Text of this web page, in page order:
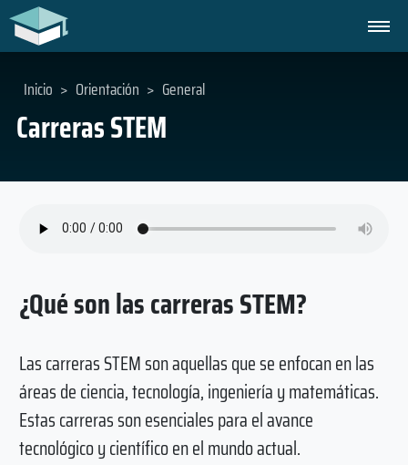
Carreras STEM
Inicio > Orientación > General
¿Qué son las carreras STEM?
Las carreras STEM son aquellas que se enfocan en las
áreas de ciencia, tecnología, ingeniería y matemáticas.
Estas carreras son esenciales para el avance
tecnológico y científico en el mundo actual.